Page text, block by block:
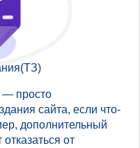
— просто
сайта, если что-
дополнительный
от